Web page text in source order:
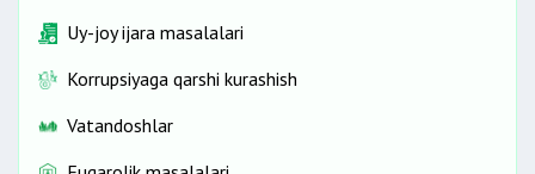
Uy-joy ijara masalalari
Korrupsiyaga qarshi kurashish
Vatandoshlar